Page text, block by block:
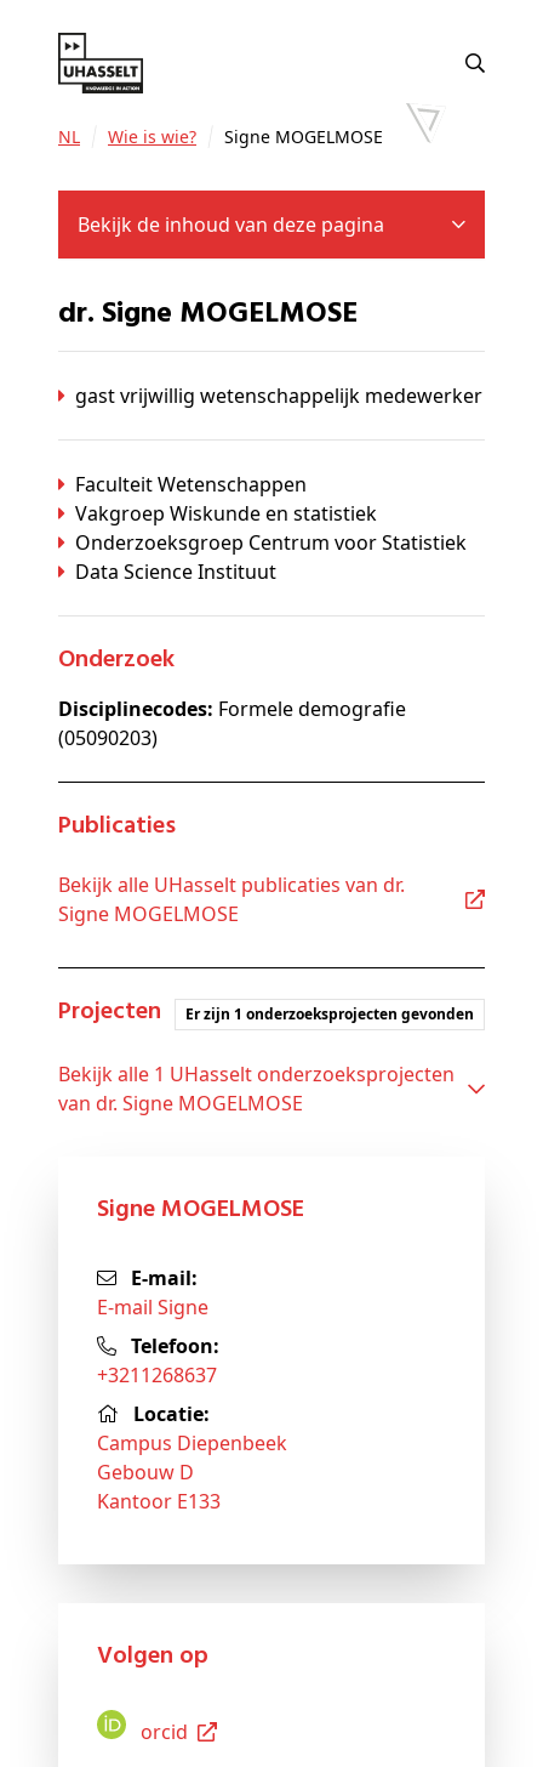
NL Wie is wie? Signe MOGELMOSE
Bekijk de inhoud van deze pagina
dr. Signe MOGELMOSE
gast vrijwillig wetenschappelijk medewerker
Faculteit Wetenschappen
Vakgroep Wiskunde en statistiek
Onderzoeksgroep Centrum voor Statistiek
Data Science Instituut
Onderzoek
Disciplinecodes: Formele demografie
(05090203)
Publicaties
Bekijk alle UHasselt publicaties van dr.
Signe MOGELMOSE
Projecten Er zijn 1 onderzoeksprojecten gevonden
Bekijk alle 1 UHasselt onderzoeksprojecten
van dr. Signe MOGELMOSE
Signe MOGELMOSE
E-mail:
E-mail Signe
Telefoon:
+3211268637
Locatie:
Campus Diepenbeek
Gebouw D
Kantoor E133
Volgen op
Orcid